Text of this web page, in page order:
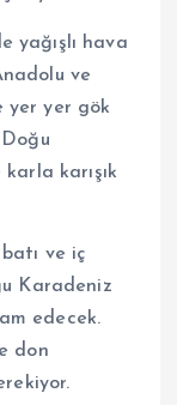
yağışlı hava
ve
yer yer gök
karışık
ve iç
Karadeniz
edecek.
don